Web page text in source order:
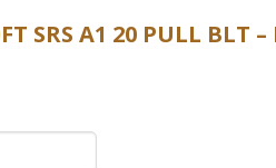
A1 20 PULL BLT –